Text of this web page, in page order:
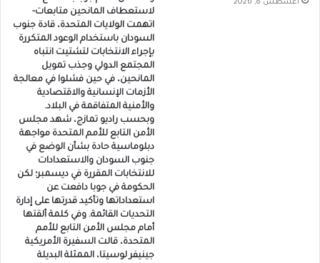
أغسطس 8, 2026
لاستعطاف المانحين متابعات-
اتهمت الولايات المتحدة، قادة جنوب
السودان باستخدام الوعود المتكررة
بإجراء الانتخابات لتشتيت انتباه
المجتمع الدولي وجذب تمويل
المانحين، في حين فشلوا في معالجة
الأزمات الإنسانية والاقتصادية
والأمنية المتفاقمة في البلاد.
وبحسب راديو تمازج، شهد مجلس
الأمن التابع للأمم المتحدة مواجهة
دبلوماسية حادة بشأن الوضع في
جنوب السودان والاستعدادات
للانتخابات المقررة في ديسمبر؛ لكن
الحكومة في جوبا دافعت عن
استعداداتها وتأكيد قدرتها على إدارة
التحديات القائمة. وفي كلمة ألقتها
أمام مجلس الأمن التابع للأمم
المتحدة، قالت السفيرة الأمريكية
جينيفر لوسيتا، الممثلة البديلة